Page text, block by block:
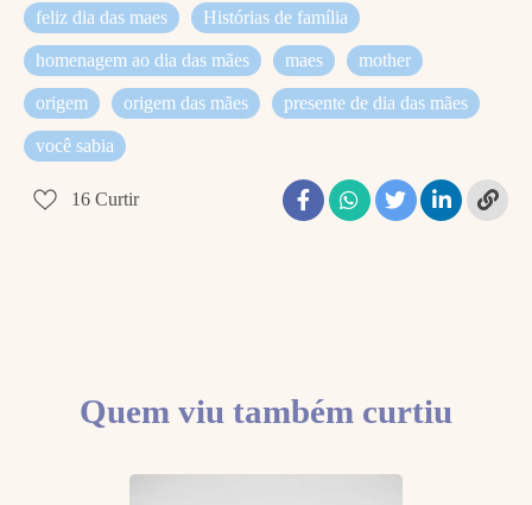
feliz dia das maes Histórias de família
homenagem ao dia das mães maes mother
origem origem das mães presente de dia das mães
você sabia
16 Curtir
Quem viu também curtiu